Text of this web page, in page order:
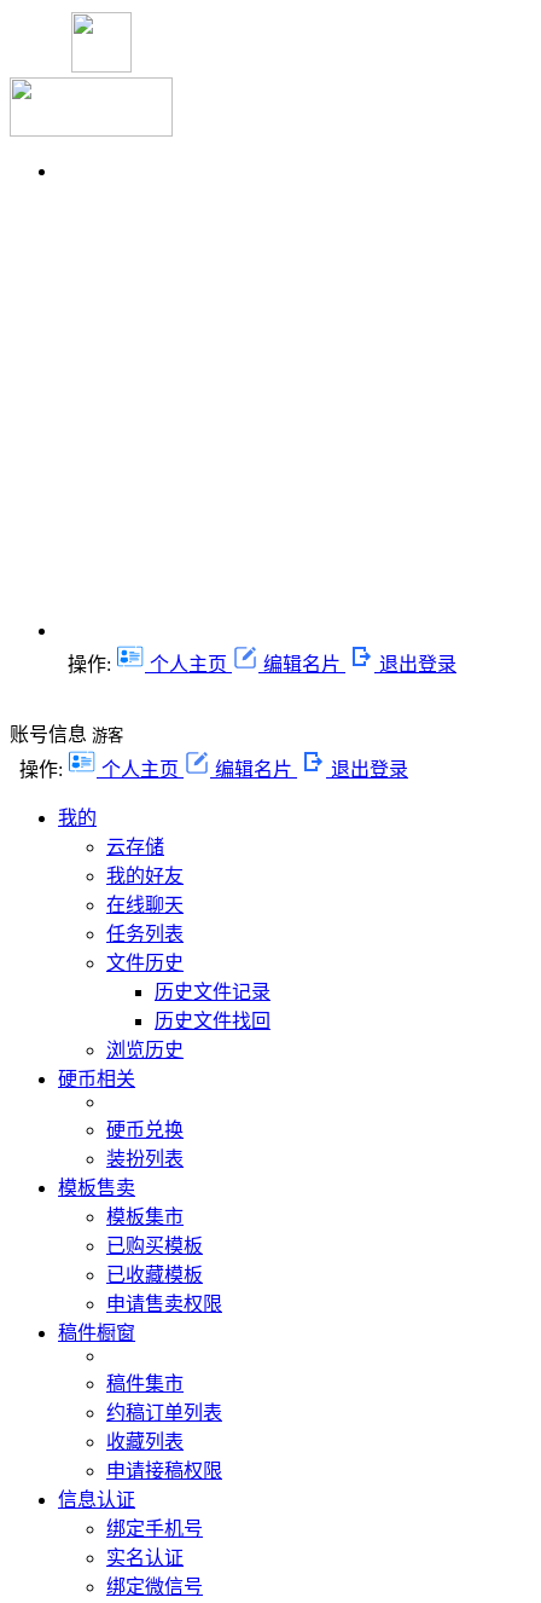
操作: 个人主页 编辑名片 退出登录
账号信息 游客
操作: 个人主页 编辑名片 退出登录
我的
云存储
我的好友
在线聊天
任务列表
文件历史
历史文件记录
历史文件找回
浏览历史
硬币相关
硬币兑换
装扮列表
模板售卖
模板集市
已购买模板
已收藏模板
申请售卖权限
稿件橱窗
稿件集市
约稿订单列表
收藏列表
申请接稿权限
信息认证
绑定手机号
实名认证
绑定微信号